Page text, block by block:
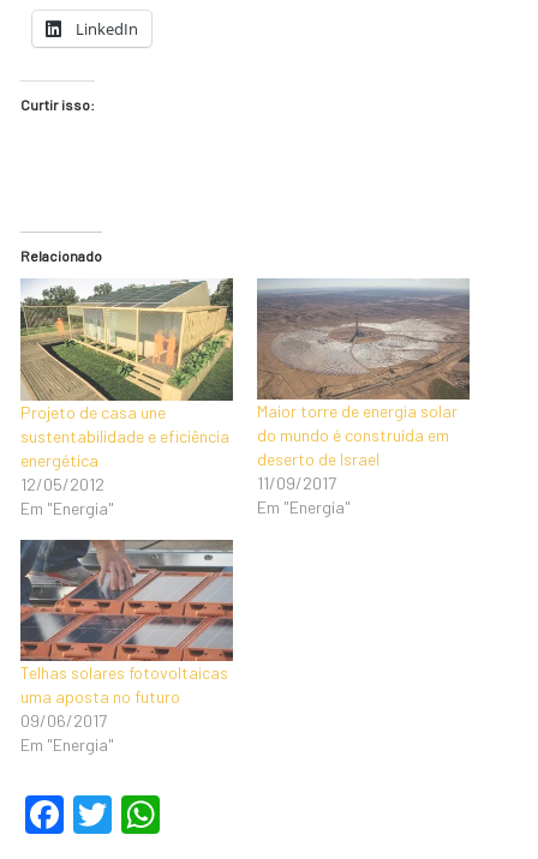
LinkedIn
Curtir isso:
Relacionado
Projeto de casa une
sustentabilidade e eficiência
energética
12/05/2012
Em "Energia"
Maior torre de energia solar
do mundo é construída em
deserto de Israel
11/09/2017
Em "Energia"
Telhas solares fotovoltaicas
uma aposta no futuro
09/06/2017
Em "Energia"
F
T